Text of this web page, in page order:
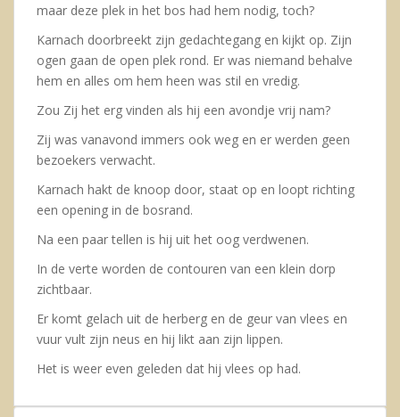
maar deze plek in het bos had hem nodig, toch?
Karnach doorbreekt zijn gedachtegang en kijkt op. Zijn
ogen gaan de open plek rond. Er was niemand behalve
hem en alles om hem heen was stil en vredig.
Zou Zij het erg vinden als hij een avondje vrij nam?
Zij was vanavond immers ook weg en er werden geen
bezoekers verwacht.
Karnach hakt de knoop door, staat op en loopt richting
een opening in de bosrand.
Na een paar tellen is hij uit het oog verdwenen.
In de verte worden de contouren van een klein dorp
zichtbaar.
Er komt gelach uit de herberg en de geur van vlees en
vuur vult zijn neus en hij likt aan zijn lippen.
Het is weer even geleden dat hij vlees op had.